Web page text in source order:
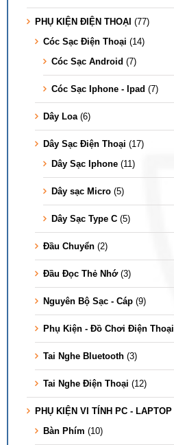
PHỤ KIỆN ĐIỆN THOẠI (77)
Cóc Sạc Điện Thoại (14)
Cóc Sạc Android (7)
Cóc Sạc Iphone - Ipad (7)
Dây Loa (6)
Dây Sạc Điện Thoại (17)
Dây Sạc Iphone (11)
Dây sạc Micro (5)
Dây Sạc Type C (5)
Đầu Chuyển (2)
Đầu Đọc Thẻ Nhớ (3)
Nguyên Bộ Sạc - Cáp (9)
Phụ Kiện - Đồ Chơi Điện Thoại
Tai Nghe Bluetooth (3)
Tai Nghe Điện Thoại (12)
PHỤ KIỆN VI TÍNH PC - LAPTOP
Bàn Phím (10)